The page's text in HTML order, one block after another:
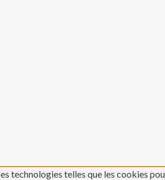
technologies telles que les cookies